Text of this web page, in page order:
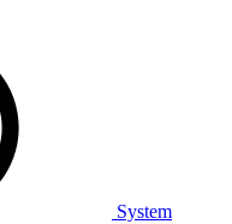
System